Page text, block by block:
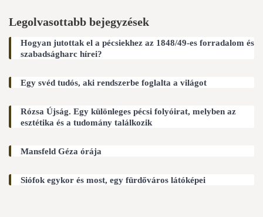
Legolvasottabb bejegyzések
Hogyan jutottak el a pécsiekhez az 1848/49-es forradalom és
szabadságharc hírei?
Egy svéd tudós, aki rendszerbe foglalta a világot
Rózsa Újság. Egy különleges pécsi folyóirat, melyben az
esztétika és a tudomány találkozik
Mansfeld Géza órája
Siófok egykor és most, egy fürdőváros látóképei